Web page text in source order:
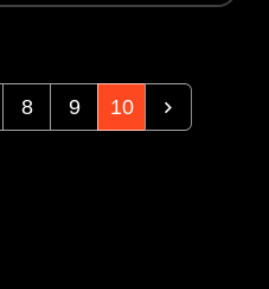
8 9 10